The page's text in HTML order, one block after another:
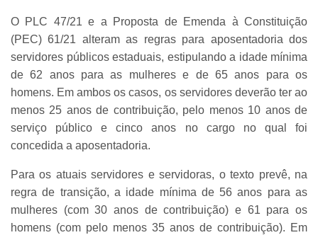
O PLC 47/21 e a Proposta de Emenda à Constituição
(PEC) 61/21 alteram as regras para aposentadoria dos
servidores públicos estaduais, estipulando a idade mínima
de 62 anos para as mulheres e de 65 anos para os
homens. Em ambos os casos, os servidores deverão ter ao
menos 25 anos de contribuição, pelo menos 10 anos de
serviço público e cinco anos no cargo no qual foi
concedida a aposentadoria.
Para os atuais servidores e servidoras, o texto prevê, na
regra de transição, a idade mínima de 56 anos para as
mulheres (com 30 anos de contribuição) e 61 para os
homens (com pelo menos 35 anos de contribuição). Em